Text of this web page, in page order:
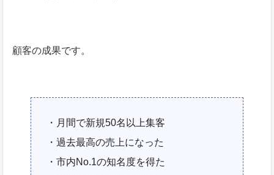
顧客の成果です。
・月間で新規50名以上集客
・過去最高の売上になった
・市内No.1の知名度を得た